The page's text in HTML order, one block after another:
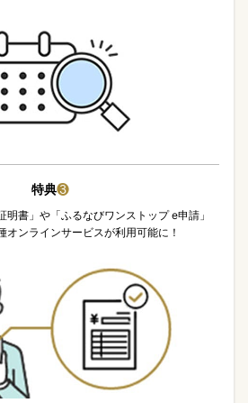
特典❸
明書」や「ふるなびワンストップ e申請」
オンラインサービスが利用可能に！